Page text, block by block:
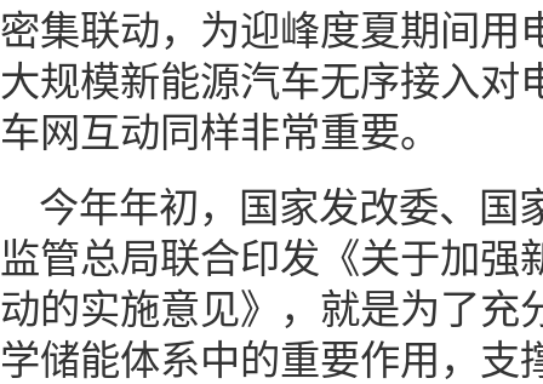
密集联动，为迎峰度夏期间用
大规模新能源汽车无序接入对
车网互动同样非常重要。
今年年初，国家发改委、国
监管总局联合印发《关于加强
动的实施意见》，就是为了充
学储能体系中的重要作用，支